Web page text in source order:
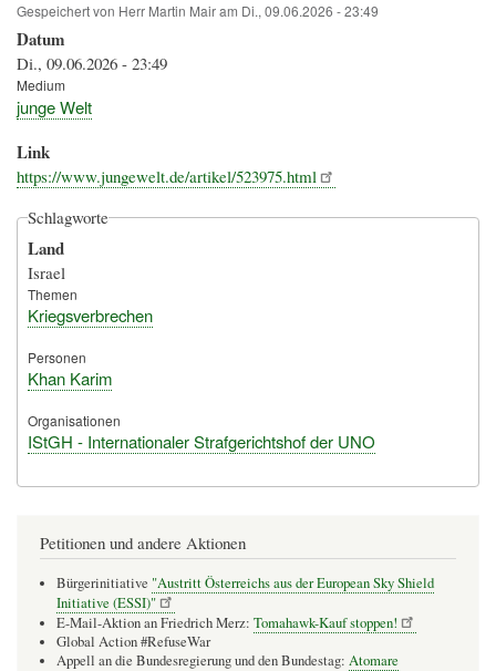
Gespeichert von Herr Martin Mairam Di., 09.06.2026 - 23:49
Datum
Di., 09.06.2026 - 23:49
Medium
junge Welt
Link
https://www.jungewelt.de/artikel/523975.html
Schlagworte
Land
Israel
Themen
Kriegsverbrechen
Personen
Khan Karim
Organisationen
IStGH - Internationaler Strafgerichtshof der UNO
Petitionen und andere Aktionen
Bürgerinitiative "Austritt Österreichs aus der European Sky Shield
Initiative (ESSI)"
E-Mail-Aktion an Friedrich Merz: Tomahawk-Kauf stoppen!
Global Action #RefuseWar
Appell an die Bundesregierung und den Bundestag: Atomare